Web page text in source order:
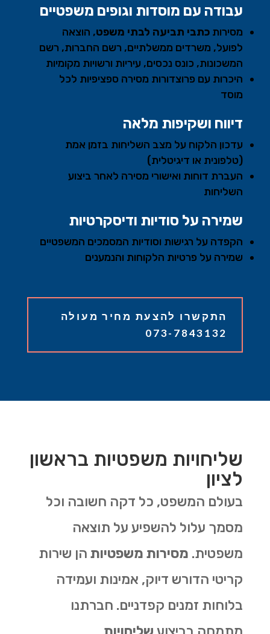
עבודה עם מוסדות וגופים משפטיים
מסירות כתבי תביעה לבתי משפט, הוצאה
לפועל, משרדים ממשלתיים, רשם החברות, רשם
המשכונות, כונס נכסים, עיריות ורשויות מקומיות
היכרות עם פרוצדורות מסירה ספציפיות לכל
מוסד
דיווח ושקיפות מלאה
עדכון הלקוח על מצב השליחות בזמן אמת
(טלפונית או דיגיטלית)
העברת דוחות ואישורי מסירה לאחר ביצוע
השליחות
שמירה על סודיות ודיסקרטיות
הקפדה על רגישות וסודיות המסמכים המשפטיים
שמירה על פרטיות הלקוחות והנמענים
התקשרו להצעת מחיר מעולה
073-7843132
שליחויות משפטיות בראשון
לציון
בעולם המשפט, כל דקה חשובה וכל
מסמך עלול להשפיע על תוצאה
משפטית. מסירות משפטיותהן שירות
קריטי הדורש דיוק, אמינות ועמידה
בלוחות זמנים קפדניים. חברתנו